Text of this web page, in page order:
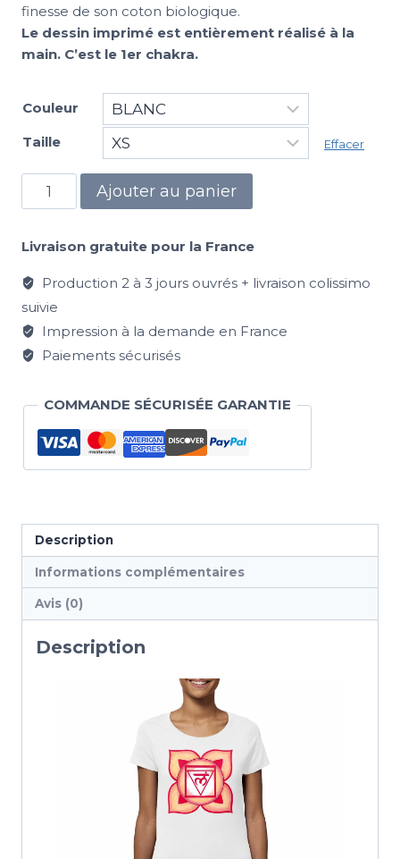
finesse de son coton biologique.
Le dessin imprimé est entièrement réalisé à la
main. C’est le 1er chakra.
Couleur
Taille
Effacer
Ajouter au panier
Livraison gratuite pour la France
Production 2 à 3 jours ouvrés + livraison colissimo
suivie
Impression à la demande en France
Paiements sécurisés
COMMANDE SÉCURISÉE GARANTIE
Description
Informations complémentaires
Avis (0)
Description